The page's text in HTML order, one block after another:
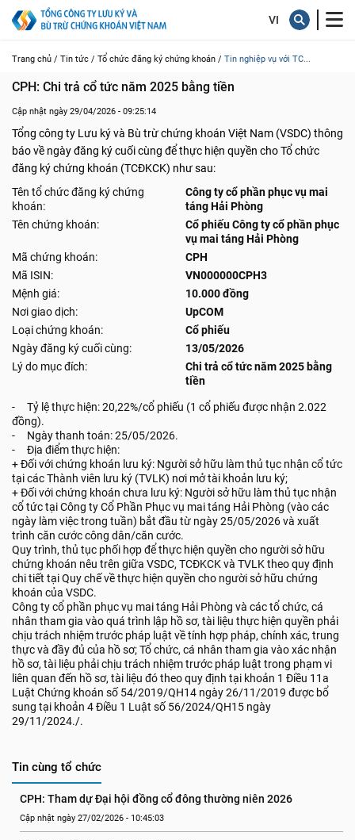
Trang chủ / Tin tức / Tổ chức đăng ký chứng khoán / Tin nghiệp vụ với TC...
CPH: Chi trả cổ tức năm 2025 bằng tiền
Cập nhật ngày 29/04/2026 - 09:25:14
Tổng công ty Lưu ký và Bù trừ chứng khoán Việt Nam (VSDC) thông
báo về ngày đăng ký cuối cùng để thực hiện quyền cho Tổ chức
đăng ký chứng khoán (TCĐKCK) như sau:
Tên tổ chức đăng ký chứng
khoán:
Công ty cổ phần phục vụ mai
táng Hải Phòng
Tên chứng khoán:
Cổ phiếu Công ty cổ phần phục
vụ mai táng Hải Phòng
Mã chứng khoán:
CPH
Mã ISIN:
VN000000CPH3
Mệnh giá:
10.000 đồng
Nơi giao dịch:
UpCOM
Loại chứng khoán:
Cổ phiếu
Ngày đăng ký cuối cùng:
13/05/2026
Lý do mục đích:
Chi trả cổ tức năm 2025 bằng
tiền
- Tỷ lệ thực hiện: 20,22%/cổ phiếu (1 cổ phiếu được nhận 2.022
đồng).
- Ngày thanh toán: 25/05/2026.
- Địa điểm thực hiện:
+ Đối với chứng khoán lưu ký: Người sở hữu làm thủ tục nhận cổ tức
tại các Thành viên lưu ký (TVLK) nơi mở tài khoản lưu ký;
+ Đối với chứng khoán chưa lưu ký: Người sở hữu làm thủ tục nhận
cổ tức tại Công ty Cổ Phần Phục vụ mai táng Hải Phòng (vào các
ngày làm việc trong tuần) bắt đầu từ ngày 25/05/2026 và xuất
trình căn cước công dân/căn cước.
Quy trình, thủ tục phối hợp để thực hiện quyền cho người sở hữu
chứng khoán nêu trên giữa VSDC, TCĐKCK và TVLK theo quy định
chi tiết tại Quy chế về thực hiện quyền cho người sở hữu chứng
khoán của VSDC.
Công ty cổ phần phục vụ mai táng Hải Phòng và các tổ chức, cá
nhân tham gia vào quá trình lập hồ sơ, tài liệu thực hiện quyền phải
chịu trách nhiệm trước pháp luật về tính hợp pháp, chính xác, trung
thực và đầy đủ của hồ sơ; Tổ chức, cá nhân tham gia vào xác nhận
hồ sơ, tài liệu phải chịu trách nhiệm trước pháp luật trong phạm vi
liên quan đến hồ sơ, tài liệu đó theo quy định tại khoản 1 Điều 11a
Luật Chứng khoán số 54/2019/QH14 ngày 26/11/2019 được bổ
sung tại khoản 4 Điều 1 Luật số 56/2024/QH15 ngày
29/11/2024./.
Tin cùng tổ chức
CPH: Tham dự Đại hội đồng cổ đông thường niên 2026
Cập nhật ngày 27/02/2026 - 10:45:03